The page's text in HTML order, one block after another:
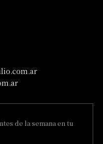
de la semana en tu